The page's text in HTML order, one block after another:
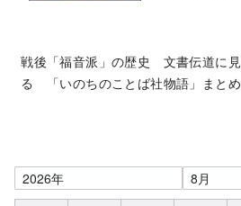
戦後「福音派」の歴史 文書伝道に見
る 「いのちのことば社物語」まとめ